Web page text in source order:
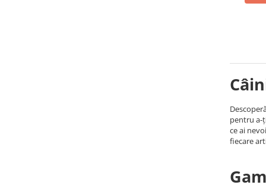
pentru a-
ce ai
fiecare